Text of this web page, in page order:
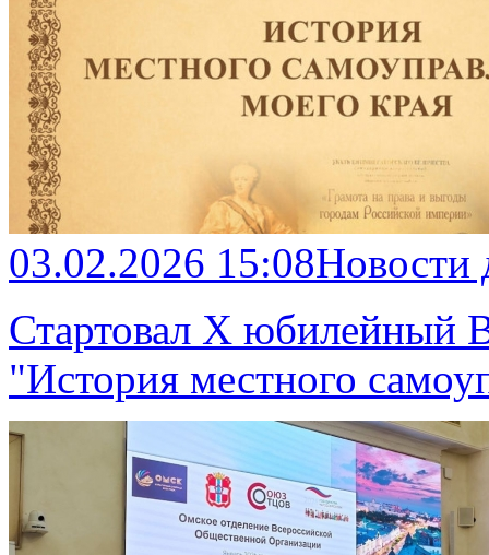
03.02.2026 15:08
Стартовал X юбилейный
"История местного